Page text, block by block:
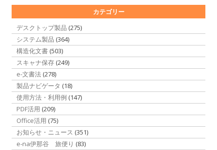
カテゴリー
デスクトップ製品 (275)
システム製品 (364)
構造化文書 (503)
スキャナ保存 (249)
e-文書法 (278)
製品ナビゲータ (18)
使用方法・利用例 (147)
PDF活用 (209)
Office活用 (75)
お知らせ・ニュース (351)
e-na伊那谷 旅便り (83)